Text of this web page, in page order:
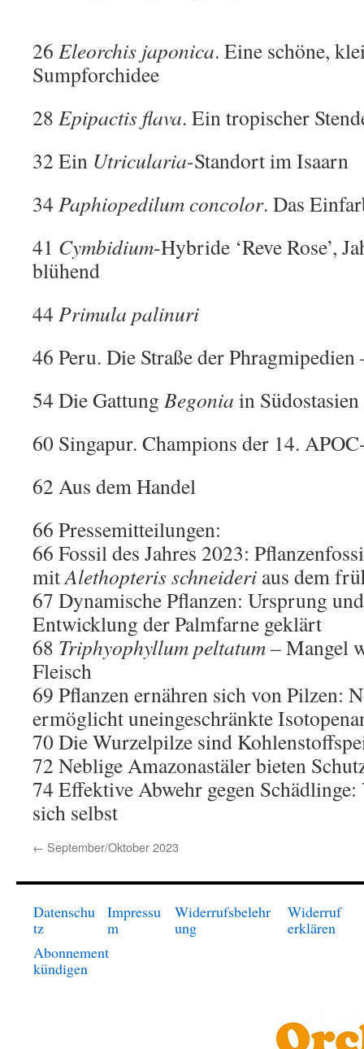
26 Eleorchis japonica. Eine schöne,
Sumpforchidee
28 Epipactis flava. Ein tropischer
32 Ein Utricularia-Standort im Isaarn
34 Paphiopedilum concolor. Das
41 Cymbidium-Hybride ‘Reve Rose’,
blühend
44 Primula palinuri
46 Peru. Die Straße der Phragmipedien
54 Die Gattung Begonia in
60 Singapur. Champions der 14.
62 Aus dem Handel
66 Pressemitteilungen:
66 Fossil des Jahres 2023:
mitAlethopteris schneideri aus dem
67 Dynamische Pflanzen: Ursprung
Entwicklung der Palmfarne geklärt
68 Triphyophyllum peltatum– Mangel
Fleisch
69 Pflanzen ernähren sich von Pilzen:
ermöglicht uneingeschränkte
70 Die Wurzelpilze sind
72 Neblige Amazonastäler bieten
74 Effektive Abwehr gegen
sich selbst
← September/Oktober 2023
Datenschu
tz
Impressu
m
Widerrufsbelehr
ung
Widerruf
erklären
Abonnement
kündigen